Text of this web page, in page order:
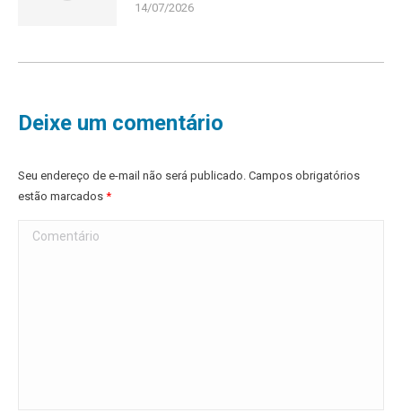
14/07/2026
Deixe um comentário
Seu endereço de e-mail não será publicado. Campos obrigatórios
estão marcados *
Comentário